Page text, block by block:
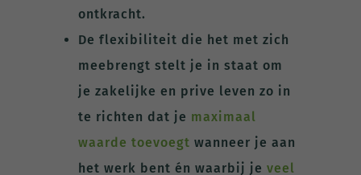
ontkracht.
De flexibiliteit die het met zich
meebrengt stelt je in staat om
je zakelijke en prive leven zo in
te richten dat je maximaal
waarde toevoegt wanneer je aan
het werk bent én waarbij je veel